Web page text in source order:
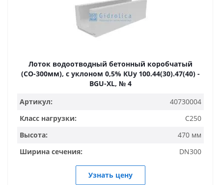
Лоток водоотводный бетонный коробчатый
(СО-300мм), с уклоном 0,5% КUу 100.44(30).47(40) -
BGU-XL, № 4
Артикул:
40730004
Класс нагрузки:
C250
Высота:
470 мм
Ширина сечения:
DN300
Узнать цену